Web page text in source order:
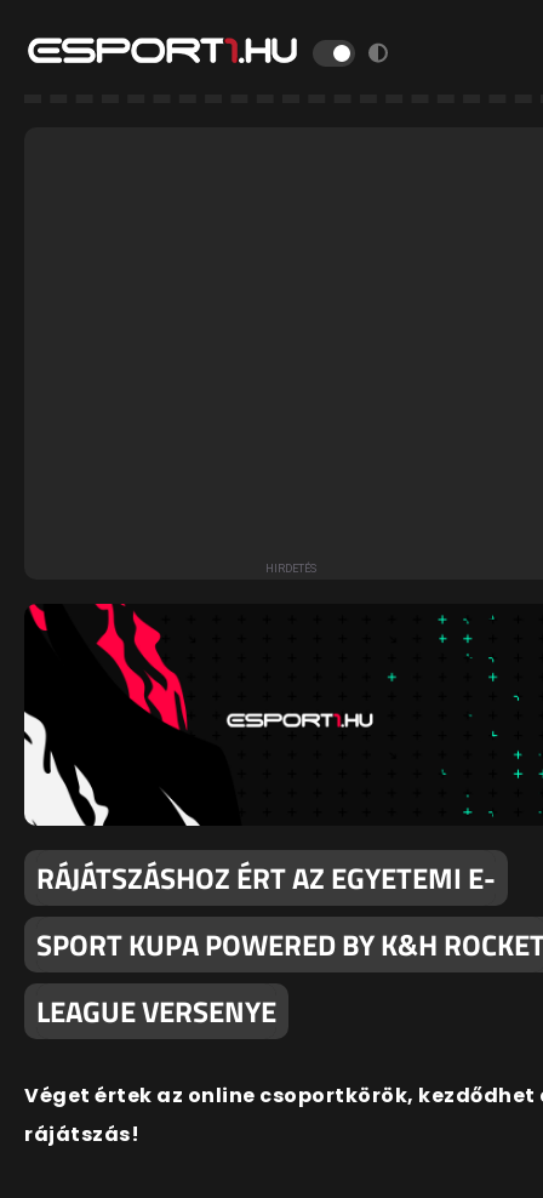
RÁJÁTSZÁSHOZ ÉRT AZ EGYETEMI E-
SPORT KUPA POWERED BY K&H
LEAGUE VERSENYE
Véget értek az online csoportkörök, kezdődhet
rájátszás!